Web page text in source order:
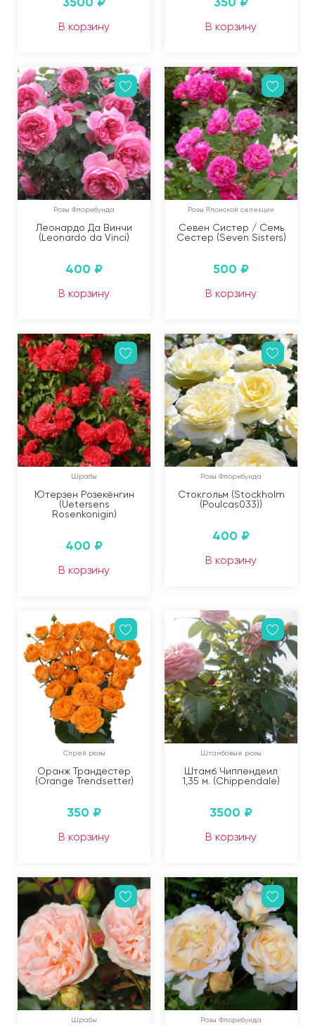
В корзину В корзину
Розы Флорибунда
Леонардо Да Винчи
(Leonardo da Vinci)
400 ₽
В корзину
Розы Японской селекции
Севен Систер / Семь
Сестер (Seven Sisters)
500 ₽
В корзину
Шрабы
Ютерзен Розекёнгин
(Uetersens
Rosenkonigin)
400 ₽
В корзину
Розы Флорибунда
Стокгольм (Stockholm
(Poulcas033))
400 ₽
В корзину
Спрей розы
Оранж Трандестер
(Orange Trendsetter)
350 ₽
В корзину
Штамбовые розы
Штамб Чиппендеил
1,35 м. (Chippendale)
3500 ₽
В корзину
Шрабы Розы Флорибунда